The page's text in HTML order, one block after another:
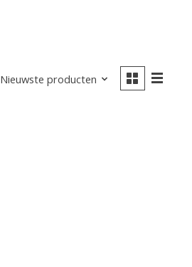
Nieuwste producten